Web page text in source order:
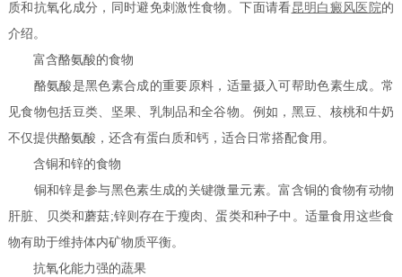
质和抗氧化成分，同时避免刺激性食物。下面请看昆明白癜风医院的
介绍。
富含酪氨酸的食物
酪氨酸是黑色素合成的重要原料，适量摄入可帮助色素生成。常
见食物包括豆类、坚果、乳制品和全谷物。例如，黑豆、核桃和牛奶
不仅提供酪氨酸，还含有蛋白质和钙，适合日常搭配食用。
含铜和锌的食物
铜和锌是参与黑色素生成的关键微量元素。富含铜的食物有动物
肝脏、贝类和蘑菇;锌则存在于瘦肉、蛋类和种子中。适量食用这些食
物有助于维持体内矿物质平衡。
抗氧化能力强的蔬果